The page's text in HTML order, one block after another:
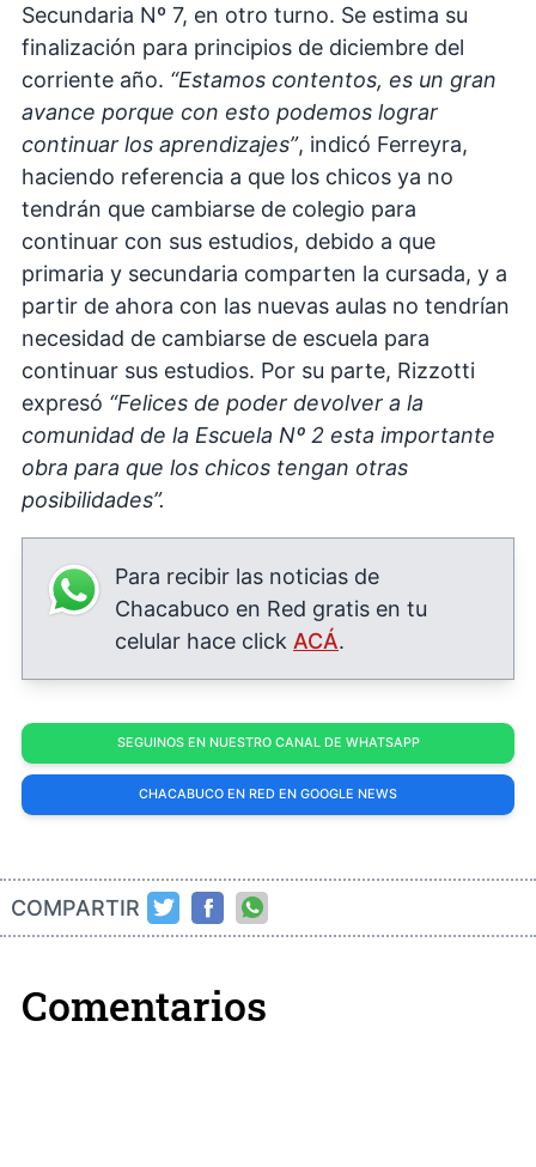
Secundaria Nº 7, en otro turno. Se estima su
finalización para principios de diciembre del
corriente año. “Estamos contentos, es un gran
avance porque con esto podemos lograr
continuar los aprendizajes”, indicó Ferreyra,
haciendo referencia a que los chicos ya no
tendrán que cambiarse de colegio para
continuar con sus estudios, debido a que
primaria y secundaria comparten la cursada, y a
partir de ahora con las nuevas aulas no tendrían
necesidad de cambiarse de escuela para
continuar sus estudios. Por su parte, Rizzotti
expresó “Felices de poder devolver a la
comunidad de la Escuela Nº 2 esta importante
obra para que los chicos tengan otras
posibilidades”.
Para recibir las noticias de
Chacabuco en Red gratis en tu
celular hace click ACÁ.
SEGUINOS EN NUESTRO CANAL DE WHATSAPP
CHACABUCO EN RED EN GOOGLE NEWS
COMPARTIR
Comentarios